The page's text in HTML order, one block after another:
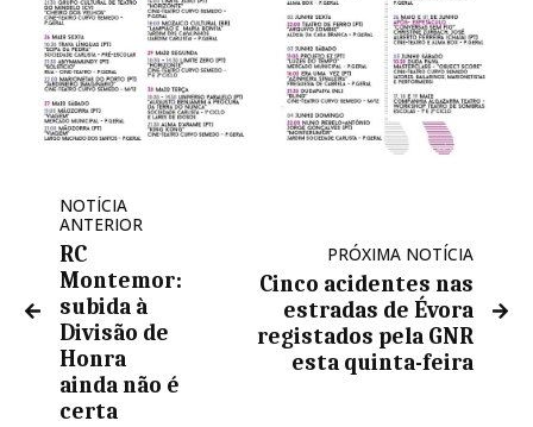
NOTÍCIA
ANTERIOR
RC
Montemor:
subida à
Divisão de
Honra
ainda não é
certa
PRÓXIMA NOTÍCIA
Cinco acidentes nas
estradas de Évora
registados pela GNR
esta quinta-feira